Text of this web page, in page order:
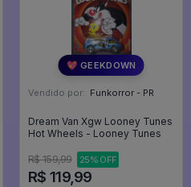
💖 GEEKDOWN
Vendido por: Funkorror - PR
Dream Van Xgw Looney Tunes
Hot Wheels - Looney Tunes
R$ 159,99 25% OFF
R$ 119,99